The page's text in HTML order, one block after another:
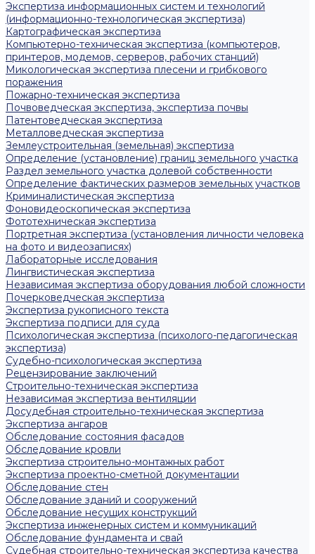
Экспертиза информационных систем и технологий
(информационно-технологическая экспертиза)
Картографическая экспертиза
Компьютерно-техническая экспертиза (компьютеров,
принтеров, модемов, серверов, рабочих станций)
Микологическая экспертиза плесени и грибкового
поражения
Пожарно-техническая экспертиза
Почвоведческая экспертиза, экспертиза почвы
Патентоведческая экспертиза
Металловедческая экспертиза
Землеустроительная (земельная) экспертиза
Определение (установление) границ земельного участка
Раздел земельного участка долевой собственности
Определение фактических размеров земельных участков
Криминалистическая экспертиза
Фоновидеоскопическая экспертиза
Фототехническая экспертиза
Портретная экспертиза (установления личности человека
на фото и видеозаписях)
Лабораторные исследования
Лингвистическая экспертиза
Независимая экспертиза оборудования любой сложности
Почерковедческая экспертиза
Экспертиза рукописного текста
Экспертиза подписи для суда
Психологическая экспертиза (психолого-педагогическая
экспертиза)
Судебно-психологическая экспертиза
Рецензирование заключений
Строительно-техническая экспертиза
Независимая экспертиза вентиляции
Досудебная строительно-техническая экспертиза
Экспертиза ангаров
Обследование состояния фасадов
Обследование кровли
Экспертиза строительно-монтажных работ
Экспертиза проектно-сметной документации
Обследование стен
Обследование зданий и сооружений
Обследование несущих конструкций
Экспертиза инженерных систем и коммуникаций
Обследование фундамента и свай
Судебная строительно-техническая экспертиза качества